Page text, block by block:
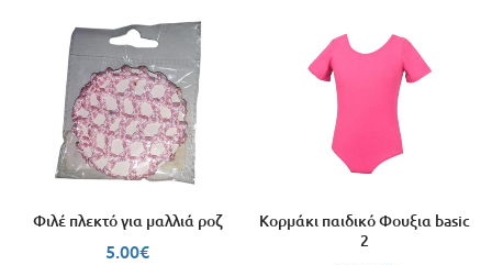
Φιλέ πλεκτό για μαλλιά ροζ
5.00€
Κορμάκι παιδικό Φουξια basic
2